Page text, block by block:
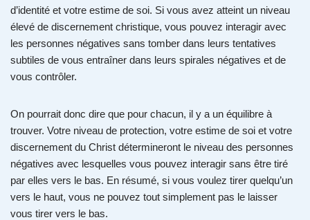
d’identité et votre estime de soi. Si vous avez atteint un niveau
élevé de discernement christique, vous pouvez interagir avec
les personnes négatives sans tomber dans leurs tentatives
subtiles de vous entraîner dans leurs spirales négatives et de
vous contrôler.
On pourrait donc dire que pour chacun, il y a un équilibre à
trouver. Votre niveau de protection, votre estime de soi et votre
discernement du Christ détermineront le niveau des personnes
négatives avec lesquelles vous pouvez interagir sans être tiré
par elles vers le bas. En résumé, si vous voulez tirer quelqu’un
vers le haut, vous ne pouvez tout simplement pas le laisser
vous tirer vers le bas.